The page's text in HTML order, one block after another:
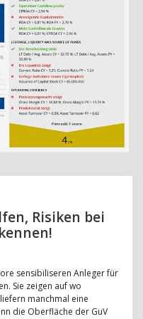
Risiken bei
sensibiliseren Anleger für
Sie zeigen auf wo
manchmal eine
die Oberfläche der GuV